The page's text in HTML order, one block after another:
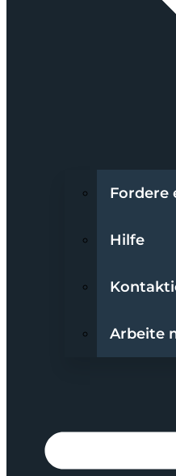
Fordere
Hilfe
Arbeite